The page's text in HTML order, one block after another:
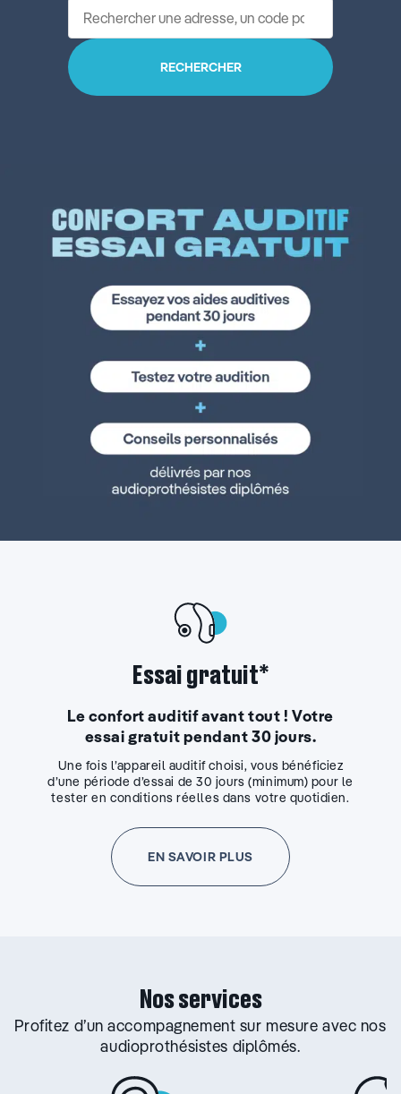
Essai gratuit*
Le confort auditif avant tout ! Votre
essai gratuit pendant 30 jours.
Une fois l’appareil auditif choisi, vous bénéficiez
d’une période d’essai de 30 jours (minimum) pour le
tester en conditions réelles dans votre quotidien.
EN SAVOIR PLUS
Nos services
Profitez d’un accompagnement sur mesure avec nos
audioprothésistes diplômés.